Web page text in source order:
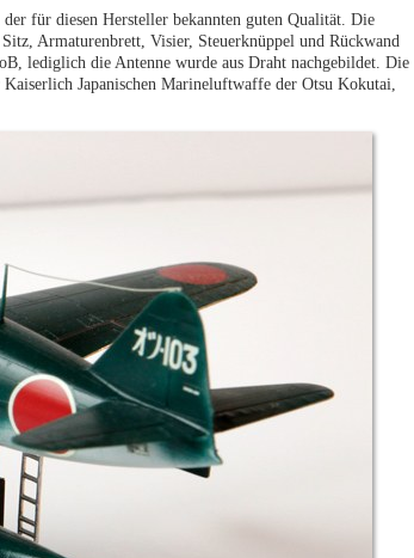
für diesen Hersteller bekannten guten Qualität. Die
Armaturenbrett, Visier, Steuerknüppel und Rückwand
lediglich die Antenne wurde aus Draht nachgebildet. Die
Japanischen Marineluftwaffe der Otsu Kokutai,